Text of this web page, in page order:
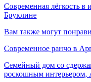
Современная лёгкость в
Бруклине
Вам также могут
Современное ранчо в
Семейный дом со
роскошным интерьером,